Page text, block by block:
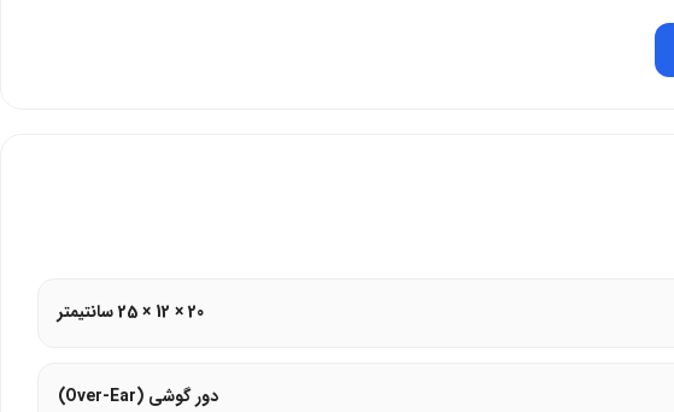
20 × 12 × 25 سانتیمتر
دور گوشی (Over-Ear)